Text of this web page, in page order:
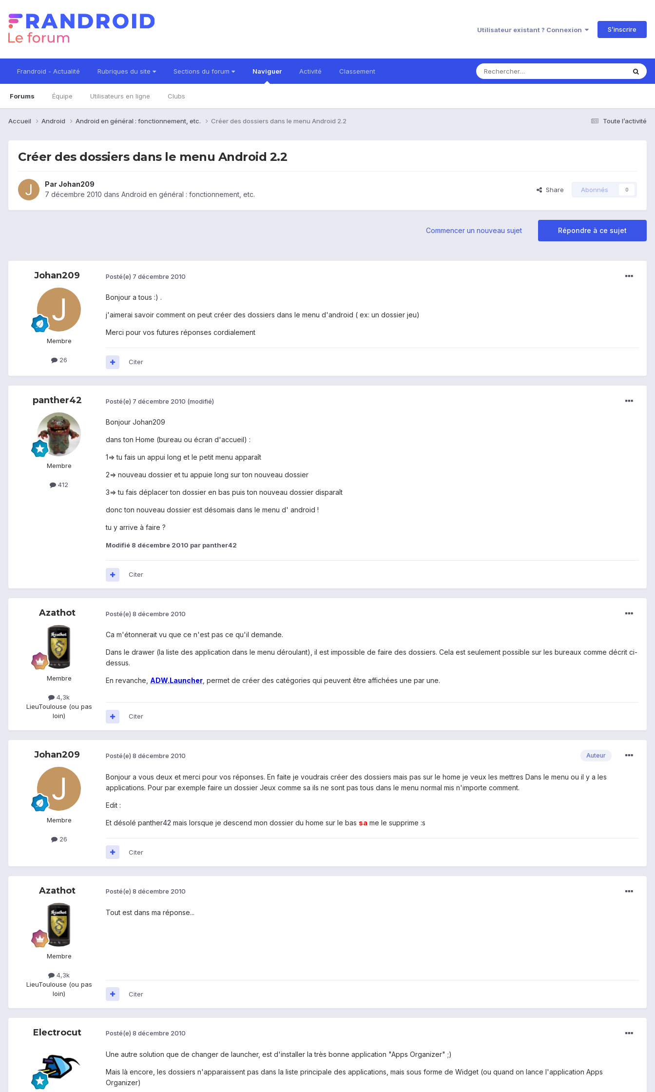
Utilisateur existant ? Connexion S’inscrire
Frandroid - Actualité Rubriques du site Sections du forum Naviguer
Forums Équipe Utilisateurs en ligne Clubs
Activité Classement
Toute l’activité
Accueil Android Android en général : fonctionnement, etc. Créer des dossiers dans le menu Android 2.2
Créer des dossiers dans le menu Android 2.2
Par Johan209
7 décembre 2010 dans Android en général : fonctionnement, etc.
Share Abonnés 0
Répondre à ce sujet
Commencer un nouveau sujet
Johan209
Membre
26
Posté(e) 7 décembre 2010
Bonjour a tous :) .
j'aimerai savoir comment on peut créer des dossiers dans le menu d'android ( ex: un dossier jeu)
Merci pour vos futures réponses cordialement
Citer
panther42
Membre
412
Posté(e) 7 décembre 2010 (modifié)
Bonjour Johan209
dans ton Home (bureau ou écran d'accueil) :
1=> tu fais un appui long et le petit menu apparaît
2=> nouveau dossier et tu appuie long sur ton nouveau dossier
3=> tu fais déplacer ton dossier en bas puis ton nouveau dossier disparaît
donc ton nouveau dossier est désomais dans le menu d' android !
tu y arrive à faire ?
Modifié 8 décembre 2010 par panther42
Citer
Azathot
Membre
4,3k
LieuToulouse (ou pas
loin)
Posté(e) 8 décembre 2010
Ca m'étonnerait vu que ce n'est pas ce qu'il demande.
Dans le drawer (la liste des application dans le menu déroulant), il est impossible de faire des dossiers. Cela est seulement possible sur les bureaux comme décrit ci-
dessus.
En revanche, ADW.Launcher , permet de créer des catégories qui peuvent être affichées une par une.
Citer
Johan209
Membre
26
Auteur
Posté(e) 8 décembre 2010
Bonjour a vous deux et merci pour vos réponses. En faite je voudrais créer des dossiers mais pas sur le home je veux les mettres Dans le menu ou il y a les
applications. Pour par exemple faire un dossier Jeux comme sa ils ne sont pas tous dans le menu normal mis n'importe comment.
Edit :
Et désolé panther42 mais lorsque je descend mon dossier du home sur le bas sa me le supprime :s
Citer
Azathot
Membre
4,3k
LieuToulouse (ou pas
loin)
Posté(e) 8 décembre 2010
Tout est dans ma réponse...
Citer
Electrocut Posté(e) 8 décembre 2010
Une autre solution que de changer de launcher, est d'installer la très bonne application "Apps Organizer" ;)
Mais là encore, les dossiers n'apparaissent pas dans la liste principale des applications, mais sous forme de Widget (ou quand on lance l'application Apps
Organizer)